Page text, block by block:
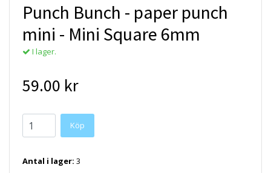
Punch Bunch - paper punch
mini - Mini Square 6mm
I lager.
59.00 kr
Antal i lager: 3